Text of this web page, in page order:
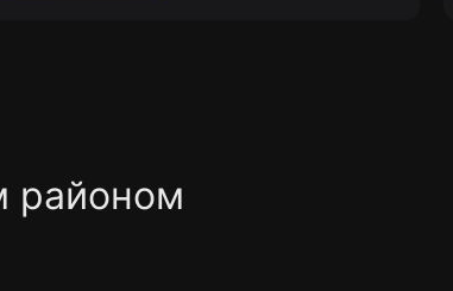
районом